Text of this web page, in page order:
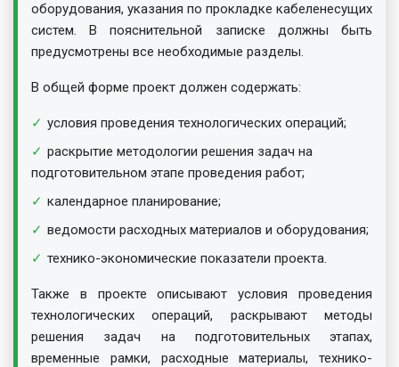
оборудования, указания по прокладке кабеленесущих
систем. В пояснительной записке должны быть
предусмотрены все необходимые разделы.
В общей форме проект должен содержать:
условия проведения технологических операций;
раскрытие методологии решения задач на
подготовительном этапе проведения работ;
календарное планирование;
ведомости расходных материалов и оборудования;
технико-экономические показатели проекта.
Также в проекте описывают условия проведения
технологических операций, раскрывают методы
решения задач на подготовительных этапах,
временные рамки, расходные материалы, технико-